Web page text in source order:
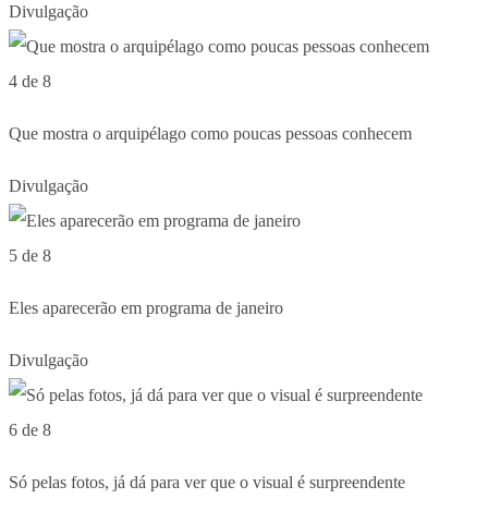
Divulgação
4 de 8
Que mostra o arquipélago como poucas pessoas conhecem
Divulgação
5 de 8
Eles aparecerão em programa de janeiro
Divulgação
6 de 8
Só pelas fotos, já dá para ver que o visual é surpreendente